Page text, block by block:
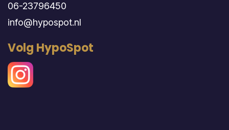
06-23796450
info@hypospot.nl
Volg HypoSpot